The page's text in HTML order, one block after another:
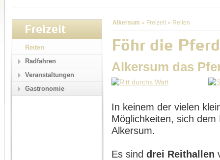
Alkersum » Freizeit » Reiten
Föhr die
Alkersum das
In keinem der vielen
Möglichkeiten, sich
Alkersum.
Es sind drei Reithallen
Freizeit
Reiten
Radfahren
Veranstaltungen
Gastronomie